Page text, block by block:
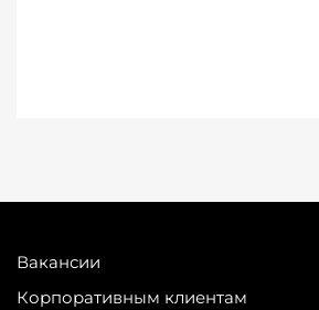
Вакансии
Корпоративным клиентам